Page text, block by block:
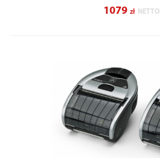
1079 zł NETTO